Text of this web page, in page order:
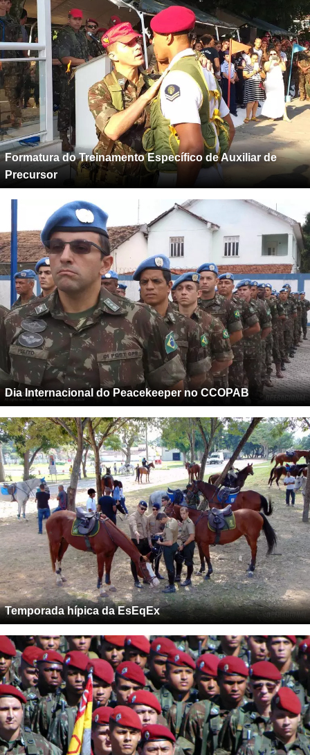
Formatura do Treinamento Específico de Auxiliar de
Precursor
Dia Internacional do Peacekeeper no CCOPAB
Temporada hípica da EsEqEx